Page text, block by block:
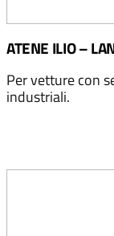
ATENE ILIO –
Per vetture con
industriali.